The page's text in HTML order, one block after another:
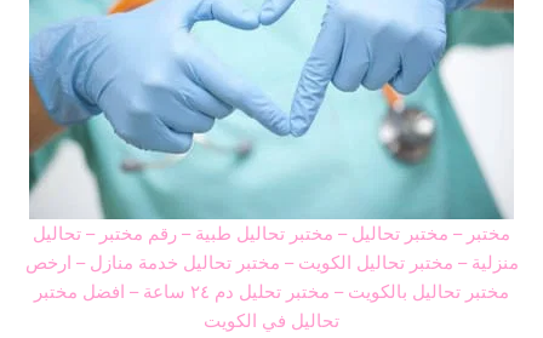
مختبر – مختبر تحاليل – مختبر تحاليل طبية – رقم مختبر – تحاليل
منزلية – مختبر تحاليل الكويت– مختبر تحاليل خدمة منازل – ارخص
مختبر تحاليل بالكويت – مختبر تحليل دم ٢٤ ساعة
– افضل مختبر
تحاليل في الكويت